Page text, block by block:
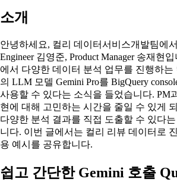
소개
안녕하세요, 컬리 데이터서비스개발팀에
Engineer 김영준, Product Manager 송재현
에서 다양한 데이터 분석 업무를 진행하는
의 LLM 모델 Gemini Pro를 BigQuery
사용할 수 있다는 소식을 들었습니다. PM
현에 대해 고민하는 시간을 줄일 수 있게
다양한 분석 결과를 직접 도출할 수 있다
니다. 이번 글에서는 컬리 리뷰 데이터로
용 예시를 공유합니다.
쉽고 간단한 Gemini 호출